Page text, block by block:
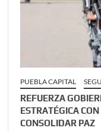
PUEBLA CAPITAL
REFUERZA
ESTRATÉGICA
CONSOLIDAR PAZ